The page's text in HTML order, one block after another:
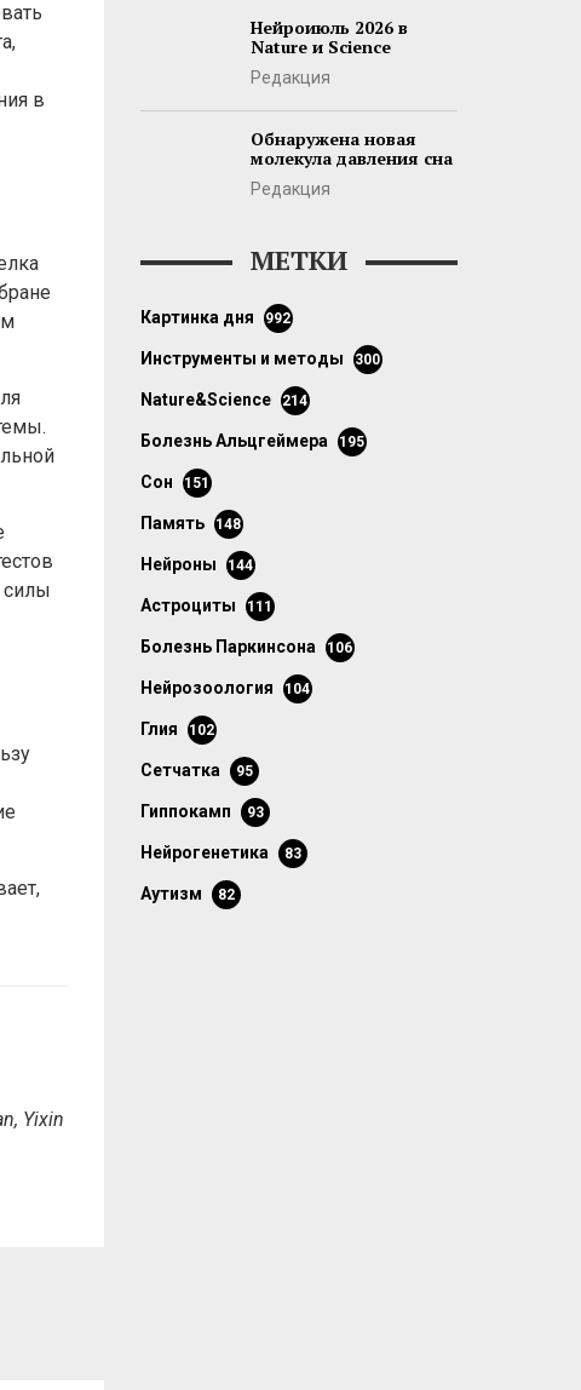
в
силы
Yixin
Нейроиюль 2026 в
Nature и Science
Редакция
Обнаружена новая
молекула давления сна
Редакция
МЕТКИ
картинка дня 992
инструменты и методы 300
Nature&Science 214
болезнь Альцгеймера 195
сон 151
память 148
нейроны 144
астроциты 111
болезнь Паркинсона 106
нейрозоология 104
глия 102
сетчатка 95
гиппокамп 93
нейрогенетика 83
аутизм 82